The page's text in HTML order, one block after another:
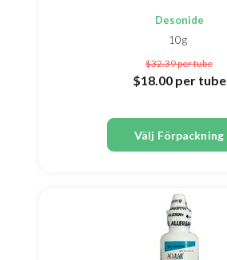
Desonide
10g
$32.39per tube
$18.00 per tube
Välj Förpackning